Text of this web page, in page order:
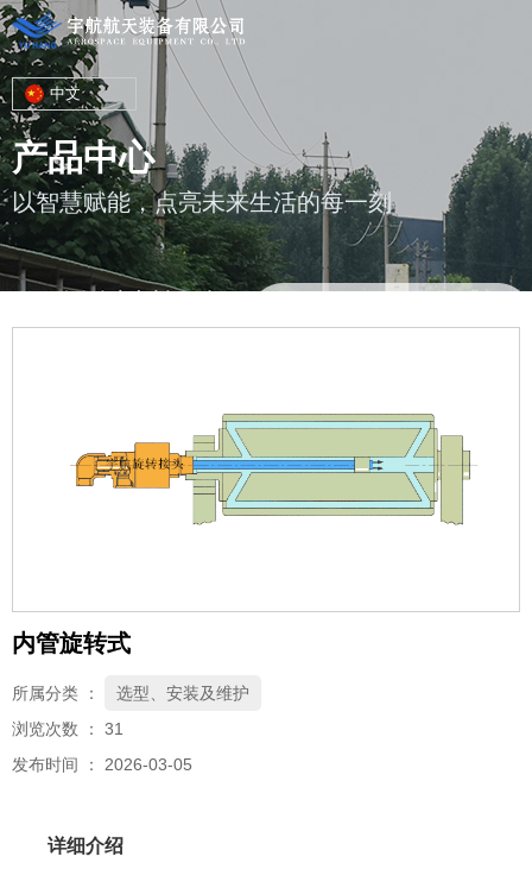
中文
产品中心
以智慧赋能，点亮未来生活的每一刻
内管旋转式
所属分类 ：
选型、安装及维护
浏览次数 ： 31
发布时间 ： 2026-03-05
详细介绍